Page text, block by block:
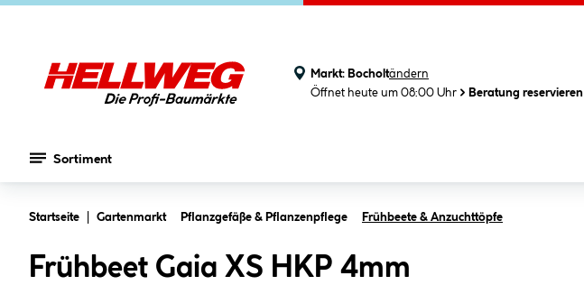
Markt: Bocholtändern
Öffnet heute um 08:00 Uhr
Beratung reservieren
Sortiment
Startseite Gartenmarkt Pflanzgefäße & Pflanzenpflege Frühbeete & Anzuchttöpfe
Frühbeet Gaia XS HKP 4mm